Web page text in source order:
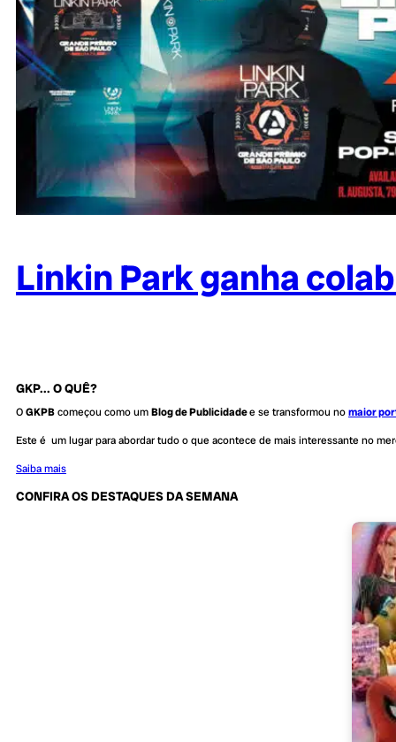
Linkin Park ganha
GKP... O QUÊ?
OGKPBcomeçou como umBlog de Publicidadee se transformou nomaior
Este é um lugar para abordar tudo o que acontece de mais interessante no
Saiba mais
CONFIRA OS DESTAQUES DA SEMANA